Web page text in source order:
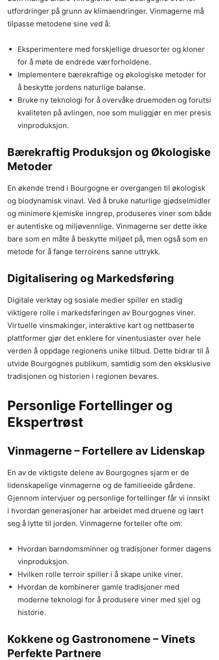
utfordringer på grunn av klimaendringer. Vinmagerne må
tilpasse metodene sine ved å:
Eksperimentere med forskjellige druesorter og kloner
for å møte de endrede værforholdene.
Implementere bærekraftige og økologiske metoder for
å beskytte jordens naturlige balanse.
Bruke ny teknologi for å overvåke druemoden og forutsi
kvaliteten på avlingen, noe som muliggjør en mer presis
vinproduksjon.
Bærekraftig Produksjon og Økologiske
Metoder
En økende trend i Bourgogne er overgangen til økologisk
og biodynamisk vinavl. Ved å bruke naturlige gjødselmidler
og minimere kjemiske inngrep, produseres viner som både
er autentiske og miljøvennlige. Vinmagerne ser dette ikke
bare som en måte å beskytte miljøet på, men også som en
metode for å fange terroirens sanne uttrykk.
Digitalisering og Markedsføring
Digitale verktøy og sosiale medier spiller en stadig
viktigere rolle i markedsføringen av Bourgognes viner.
Virtuelle vinsmakinger, interaktive kart og nettbaserte
plattformer gjør det enklere for vinentusiaster over hele
verden å oppdage regionens unike tilbud. Dette bidrar til å
utvide Bourgognes publikum, samtidig som den eksklusive
tradisjonen og historien i regionen bevares.
Personlige Fortellinger og
Ekspertrøst
Vinmagerne – Fortellere av Lidenskap
En av de viktigste delene av Bourgognes sjarm er de
lidenskapelige vinmagerne og de familieeide gårdene.
Gjennom intervjuer og personlige fortellinger får vi innsikt
i hvordan generasjoner har arbeidet med druene og lært
seg å lytte til jorden. Vinmagerne forteller ofte om:
Hvordan barndomsminner og tradisjoner former dagens
vinproduksjon.
Hvilken rolle terroir spiller i å skape unike viner.
Hvordan de kombinerer gamle tradisjoner med
moderne teknologi for å produsere viner med sjel og
historie.
Kokkene og Gastronomene – Vinets
Perfekte Partnere